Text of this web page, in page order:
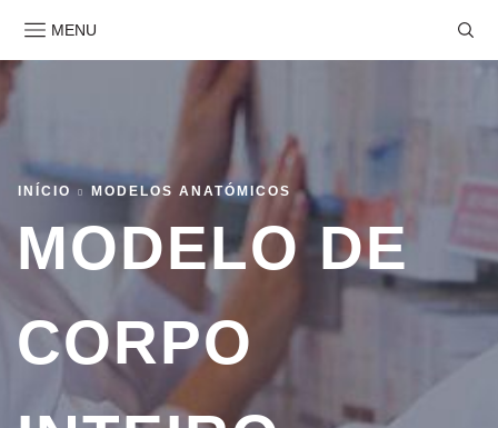
MENU
INÍCIO MODELOS ANATÓMICOS
MODELO DE
CORPO